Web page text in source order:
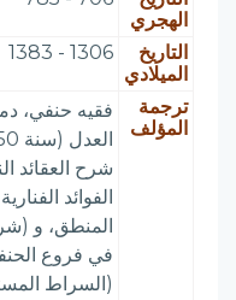
الهجري
التاريخ
الميلادي
1306 - 1383
ترجمة
المؤلف
فقيه حنفي،
شرح العقائد
الفوائد
المنطق، و
في فروع
(السراط